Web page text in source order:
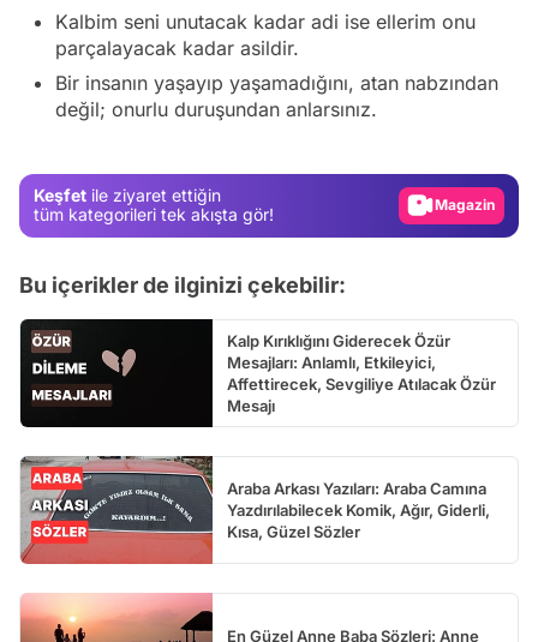
Kalbim seni unutacak kadar adi ise ellerim onu
parçalayacak kadar asildir.
Bir insanın yaşayıp yaşamadığını, atan nabzından
değil; onurlu duruşundan anlarsınız.
Keşfet ile ziyaret ettiğin
tüm kategorileri tek akışta gör!
Test
Video
Bu içerikler de ilginizi çekebilir:
Kalp Kırıklığını Giderecek Özür
Mesajları: Anlamlı, Etkileyici,
Affettirecek, Sevgiliye Atılacak Özür
Mesajı
Araba Arkası Yazıları: Araba Camına
Yazdırılabilecek Komik, Ağır, Giderli,
Kısa, Güzel Sözler
En Güzel Anne Baba Sözleri: Anne